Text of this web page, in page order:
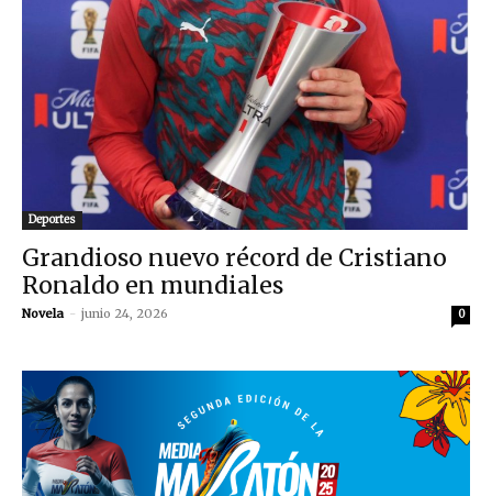
Deportes
Grandioso nuevo récord de Cristiano
Ronaldo en mundiales
Novela - junio 24, 2026 0